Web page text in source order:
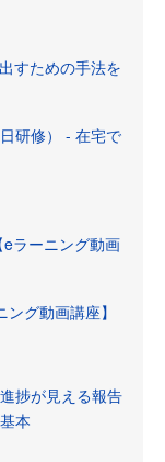
すための手法を
研修） - 在宅で
ラーニング動画
グ動画講座】
捗が見える報告
本